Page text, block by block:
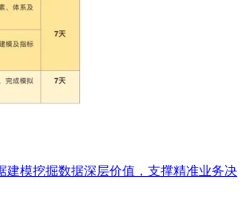
建模挖掘数据深层价值，支撑精准业务决